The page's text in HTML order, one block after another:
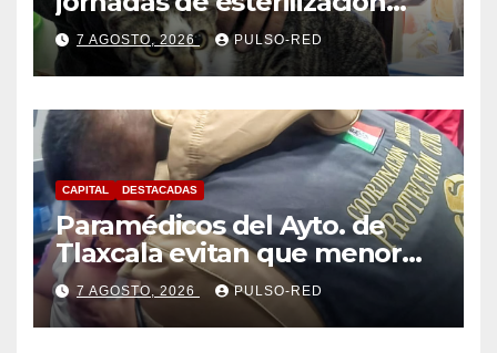
para perros y gatos
7 AGOSTO, 2026 PULSO-RED
CAPITAL DESTACADAS
Paramédicos del Ayto. de
Tlaxcala evitan que menor
sufra complicaciones por
hipotermia tras caer en una
cisterna
7 AGOSTO, 2026 PULSO-RED